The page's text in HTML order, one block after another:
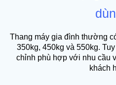
Thang máy gia đình thường
350kg, 450kg và 550kg.
chỉnh phù hợp với nhu cầu
khách